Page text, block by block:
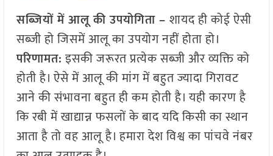
सब्जियों में आलू की उपयोगिता – शायद ही कोई ऐसी
सब्जी हो जिसमें आलू का उपयोग नहीं होता हो।
परिणामत:इसकी जरूरत प्रत्येक सब्जी और व्यक्ति को
होती है। ऐसे में आलू की मांग में बहुत ज्यादा गिरावट
आने की संभावना बहुत ही कम होती है। यही कारण है
कि रबी में खाद्यान्न फसलों के बाद यदि किसी का स्थान
आता है तो वह आलू है। हमारा देश विश्व का पांचवे नंबर